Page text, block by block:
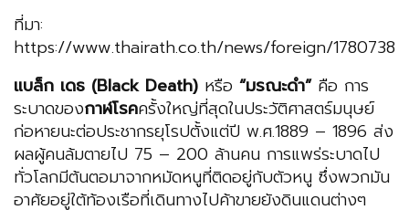
ที่มา:
https://www.thairath.co.th/news/foreign/1780738
แบล็ก เดธ (Black Death) หรือ “มรณะดำ”คือ การ
ระบาดของกาฬโรคครั้งใหญ่ที่สุดในประวัติศาสตร์มนุษย์
ก่อหายนะต่อประชากรยุโรปตั้งแต่ปี พ.ศ.1889 – 1896 ส่ง
ผลผู้คนล้มตายไป 75 – 200 ล้านคน การแพร่ระบาดไป
ทั่วโลกมีต้นตอมาจากหมัดหนูที่ติดอยู่กับตัวหนู ซึ่งพวกมัน
อาศัยอยู่ใต้ท้องเรือที่เดินทางไปค้าขายยังดินแดนต่างๆ